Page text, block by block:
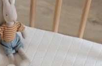
reviews)
Klanten beoordelen